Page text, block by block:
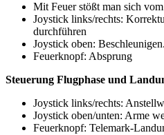
Mit Feuer stößt man sich
Joystick links/rechts:
durchführen
Joystick oben: Beschleunigen.
Feuerknopf: Absprung
Steuerung Flugphase und
Joystick links/rechts:
Joystick oben/unten: Arme
Feuerknopf: Telemark-